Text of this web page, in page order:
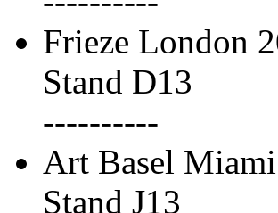
Frieze London
Stand D13
----------
Art Basel
Stand J13